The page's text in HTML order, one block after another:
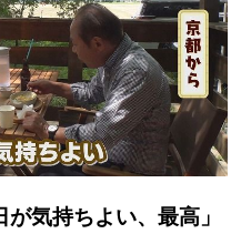
気持ちよい、最高」